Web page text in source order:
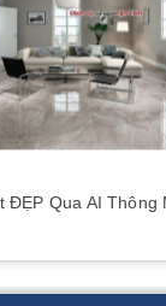
ĐẸP Qua AI Thông